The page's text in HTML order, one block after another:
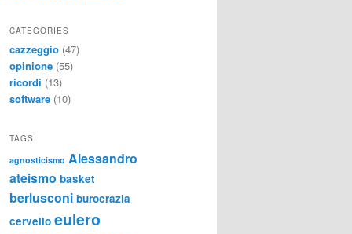
CATEGORIES
cazzeggio (47)
opinione (55)
ricordi (13)
software (10)
TAGS
agnosticismo Alessandro
ateismo basket
berlusconi burocrazia
cervello eulero